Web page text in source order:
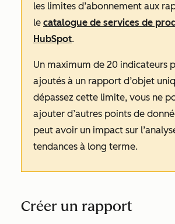
les limites d’abonnement aux
le catalogue de services de
HubSpot.
Un maximum de 20 indicateurs
ajoutés à un rapport d’objet
dépassez cette limite, vous ne
ajouter d’autres points de
peut avoir un impact sur
tendances à long terme.
Créer un rapport